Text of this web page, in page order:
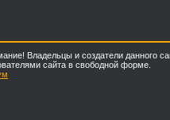
Владельцы и создатели данного
сайта в свободной форме.